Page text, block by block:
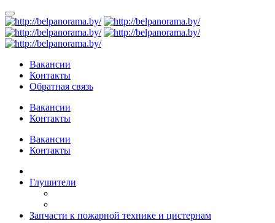
Вакансии
Контакты
Обратная связь
Вакансии
Контакты
Вакансии
Контакты
Глушители
Запчасти к пожарной технике и цистернам